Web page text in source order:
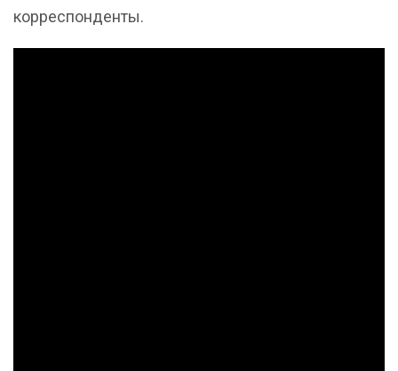
корреспонденты.